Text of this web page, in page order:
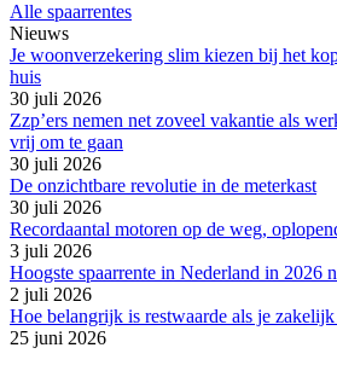
Alle spaarrentes
Nieuws
Je woonverzekering slim kiezen bij het
huis
30 juli 2026
Zzp’ers nemen net zoveel vakantie als
vrij om te gaan
30 juli 2026
De onzichtbare revolutie in de meterkast
30 juli 2026
Recordaantal motoren op de weg,
3 juli 2026
Hoogste spaarrente in Nederland in 2026
2 juli 2026
Hoe belangrijk is restwaarde als je
25 juni 2026